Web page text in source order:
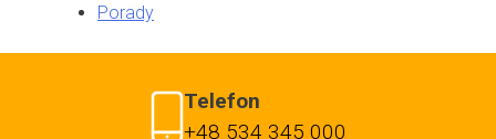
Porady
Telefon
+48 534 345 000